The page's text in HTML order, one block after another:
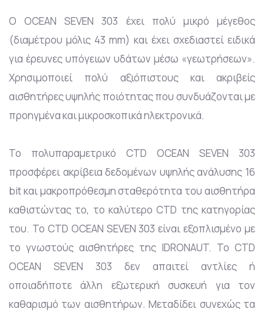
Ο OCEAN SEVEN 303 έχει πολύ μικρό μέγεθος
(διαμέτρου μόλις 43 mm) και έχει σχεδιαστεί ειδικά
για έρευνες υπόγειων υδάτων μέσω «γεωτρήσεων».
Χρησιμοποιεί πολύ αξιόπιστους και ακριβείς
αισθητήρες υψηλής ποιότητας που συνδυάζονται με
προηγμένα και μικροσκοπικά ηλεκτρονικά.
Το πολυπαραμετρικό CTD OCEAN SEVEN 303
προσφέρει ακρίβεια δεδομένων υψηλής ανάλυσης 16
bit και μακροπρόθεσμη σταθερότητα του αισθητήρα
καθιστώντας το, το καλύτερο CTD της κατηγορίας
του. Το CTD OCEAN SEVEN 303 είναι εξοπλισμένο με
το γνωστούς αισθητήρες της IDRONAUT. Το CTD
OCEAN SEVEN 303 δεν απαιτεί αντλίες ή
οποιαδήποτε άλλη εξωτερική συσκευή για τον
καθαρισμό των αισθητήρων. Μεταδίδει συνεχώς τα